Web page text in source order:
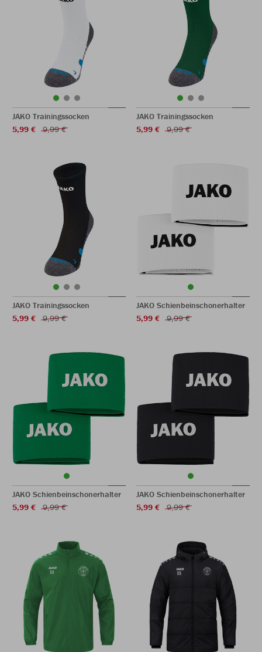
JAKO Trainingssocken
5,99 €
9,99 €
JAKO Trainingssocken
5,99 €
9,99 €
JAKO Trainingssocken
5,99 €
9,99 €
JAKO Schienbeinschonerhalter
5,99 €
9,99 €
JAKO Schienbeinschonerhalter
5,99 €
9,99 €
JAKO Schienbeinschonerhalter
5,99 €
9,99 €